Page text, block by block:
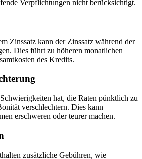
Verpflichtungen nicht berücksichtigt.
Zinssatz kann der Zinssatz während der
Dies führt zu höheren monatlichen
des Kredits.
hat, die Raten pünktlich zu
verschlechtern. Dies kann
erschweren oder teurer machen.
zusätzliche Gebühren, wie